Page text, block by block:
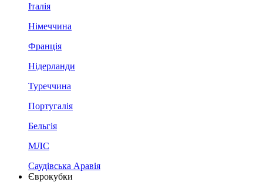
Італія
Німеччина
Франція
Нідерланди
Туреччина
Португалія
Бельгія
МЛС
Саудівська Аравія
Єврокубки